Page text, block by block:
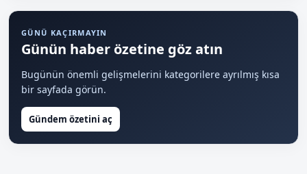
GÜNÜ KAÇIRMAYIN
Günün haber özetine göz atın
Bugünün önemli gelişmelerini kategorilere ayrılmış kısa
bir sayfada görün.
Gündem özetini aç